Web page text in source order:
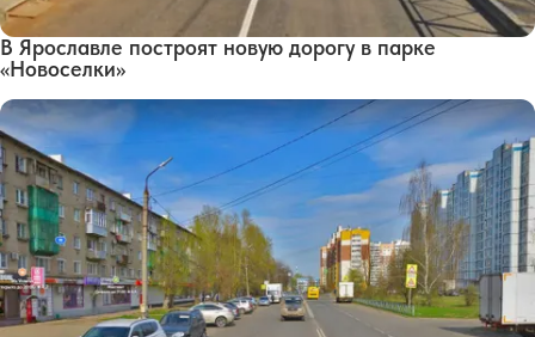
В Ярославле построят новую дорогу в парке
«Новоселки»